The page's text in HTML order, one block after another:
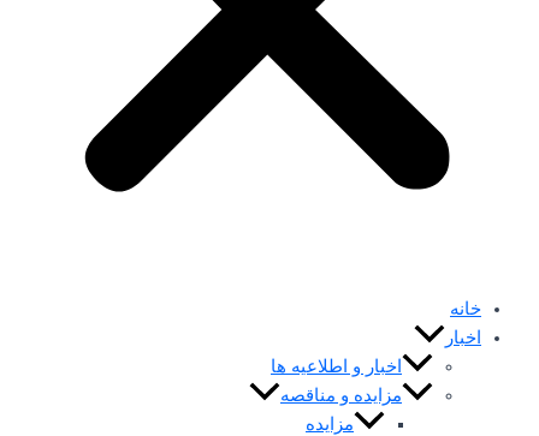
خانه
اخبار
اخبار و اطلاعیه ها
مزایده و مناقصه
مزایده